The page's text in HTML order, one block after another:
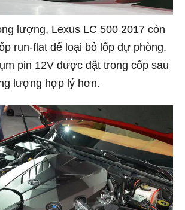
lượng, Lexus LC 500 2017 còn
run-flat để loại bỏ lốp dự phòng.
pin 12V được đặt trong cốp sau
lượng hợp lý hơn.